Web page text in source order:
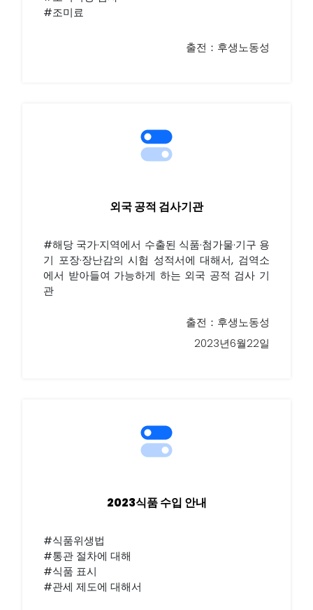
#조미료
출전：후생노동성
외국 공적 검사기관
#해당 국가·지역에서 수출된 식품·첨가물·기구 용
기 포장·장난감의 시험 성적서에 대해서, 검역소
에서 받아들여 가능하게 하는 외국 공적 검사 기
관
출전：후생노동성
2023년6월22일
2023식품 수입 안내
#식품위생법
#통관 절차에 대해
#식품 표시
#관세 제도에 대해서